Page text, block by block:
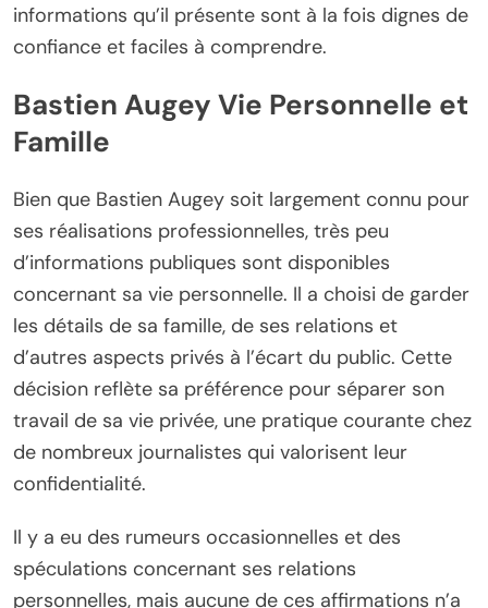
informations qu’il présente sont à la fois dignes de
confiance et faciles à comprendre.
Bastien Augey Vie Personnelle et
Famille
Bien que Bastien Augey soit largement connu pour
ses réalisations professionnelles, très peu
d’informations publiques sont disponibles
concernant sa vie personnelle. Il a choisi de garder
les détails de sa famille, de ses relations et
d’autres aspects privés à l’écart du public. Cette
décision reflète sa préférence pour séparer son
travail de sa vie privée, une pratique courante chez
de nombreux journalistes qui valorisent leur
confidentialité.
Il y a eu des rumeurs occasionnelles et des
spéculations concernant ses relations
personnelles, mais aucune de ces affirmations n’a